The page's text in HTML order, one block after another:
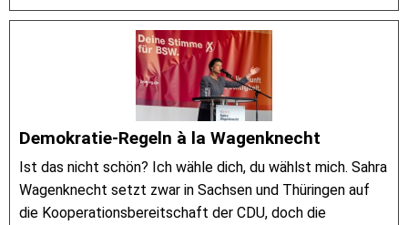
Demokratie-Regeln à la Wagenknecht
Ist das nicht schön? Ich wähle dich, du wählst mich. Sahra
Wagenknecht setzt zwar in Sachsen und Thüringen auf
die Kooperationsbereitschaft der CDU, doch die